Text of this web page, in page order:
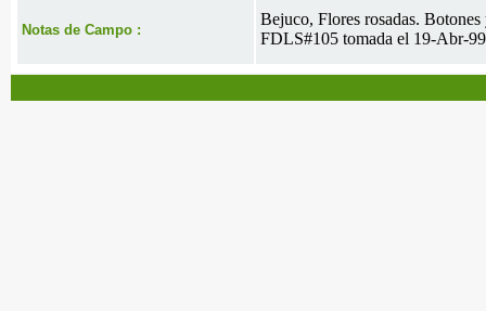
Notas de Campo :
Bejuco, Flores rosadas.
FDLS#105 tomada el 19-Abr-99